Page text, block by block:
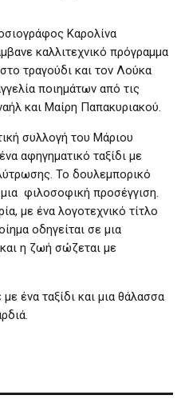
Καρολίνα
καλλιτεχνικό πρόγραμμα
τραγούδι και τον Λούκα
ποιημάτων από τις
και Μαίρη Παπακυριακού.
συλλογή του Μάριου
αφηγηματικό ταξίδι με
Το δουλεμπορικό
φιλοσοφική προσέγγιση.
με ένα λογοτεχνικό τίτλο
οδηγείται σε μια
η ζωή σώζεται με
ένα ταξίδι και μια θάλασσα